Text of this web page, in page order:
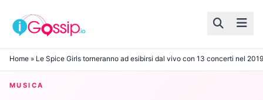
Skip to content
Home » Le Spice Girls torneranno ad esibirsi dal vivo con 13 concerti nel 2019
MUSICA